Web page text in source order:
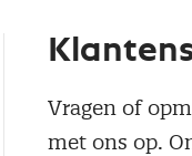
Vragen of
met ons op.